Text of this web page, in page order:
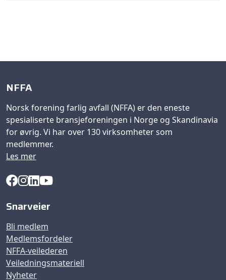
NFFA
Norsk forening farlig avfall (NFFA) er den eneste
spesialiserte bransjeforeningen i Norge og Skandinavia
for øvrig. Vi har over 130 virksomheter som
medlemmer.
Les mer
Snarveier
Bli medlem
Medlemsfordeler
NFFA-veilederen
Veiledningsmateriell
Nyheter